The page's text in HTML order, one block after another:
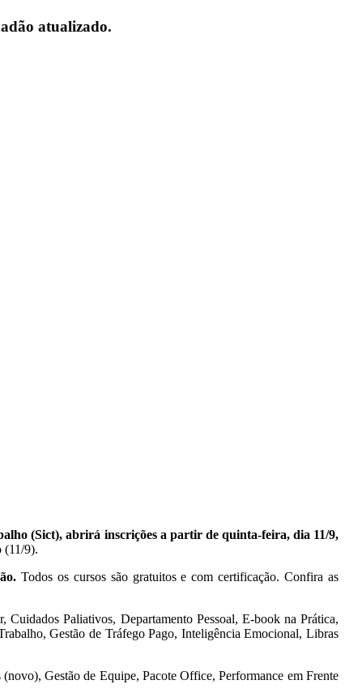
atualizado.
(Sict), abrirá inscrições a partir de quinta-feira, dia 11/9,
(11/9).
Todos os cursos são gratuitos e com certificação. Confira as
Paliativos, Departamento Pessoal, E-book na Prática,
Gestão de Tráfego Pago, Inteligência Emocional, Libras
Gestão de Equipe, Pacote Office, Performance em Frente